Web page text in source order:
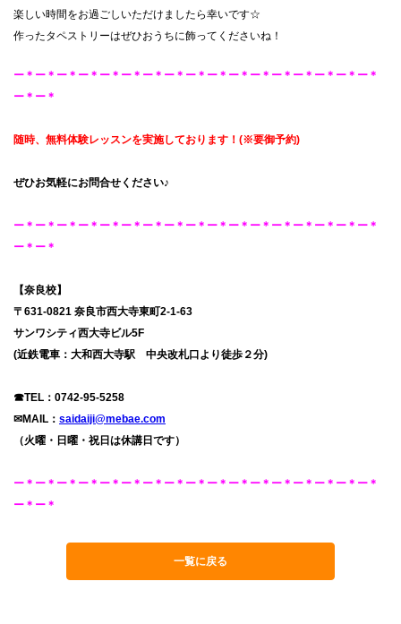
楽しい時間をお過ごしいただけましたら幸いです☆
作ったタペストリーはぜひおうちに飾ってくださいね！
ー＊ー＊ー＊ー＊ー＊ー＊ー＊ー＊ー＊ー＊ー＊ー＊ー＊ー＊ー＊ー＊ー＊
ー＊ー＊
随時、無料体験レッスンを実施しております！ (※要御予約)
ぜひお気軽にお問合せください♪
ー＊ー＊ー＊ー＊ー＊ー＊ー＊ー＊ー＊ー＊ー＊ー＊ー＊ー＊ー＊ー＊ー＊
ー＊ー＊
【奈良校】
〒631-0821 奈良市西大寺東町2-1-63
サンワシティ西大寺ビル5F
(近鉄電車：大和西大寺駅 中央改札口より徒歩２分)
☎TEL： 0742-95-5258
✉MAIL： saidaiji@mebae.com
（火曜・日曜・祝日は休講日です）
ー＊ー＊ー＊ー＊ー＊ー＊ー＊ー＊ー＊ー＊ー＊ー＊ー＊ー＊ー＊ー＊ー＊
ー＊ー＊
一覧に戻る